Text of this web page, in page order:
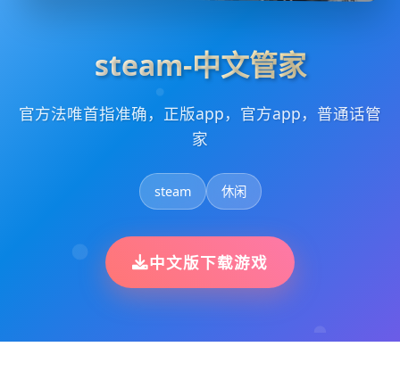
steam-中文管家
官方法唯首指准确，正版app，官方app，普通话管
家
steam 休闲
中文版下载游戏